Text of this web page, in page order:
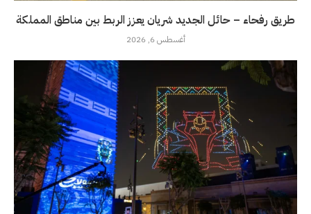
طريق رفحاء – حائل الجديد شريان يعزز الربط بين مناطق المملكة
أغسطس 6, 2026